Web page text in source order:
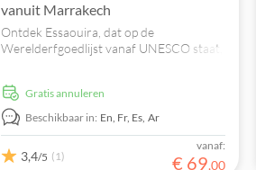
vanuit Marrakech
Ontdek Essaouira, dat op de
Werelderfgoedlijst vanaf UNESCO staat,
stad. Gratis annuleren
Beschikbaar in: En, Fr, Es, Ar
3,4/5 (1)
vanaf:
€ 69,00